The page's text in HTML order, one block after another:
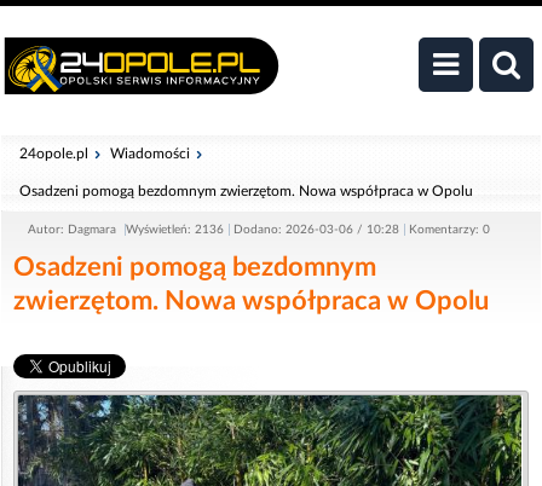
24opole.pl Wiadomości
Osadzeni pomogą bezdomnym zwierzętom. Nowa współpraca w Opolu
Autor: Dagmara Wyświetleń: 2136 Dodano: 2026-03-06 / 10:28 Komentarzy: 0
Osadzeni pomogą bezdomnym
zwierzętom. Nowa współpraca w Opolu